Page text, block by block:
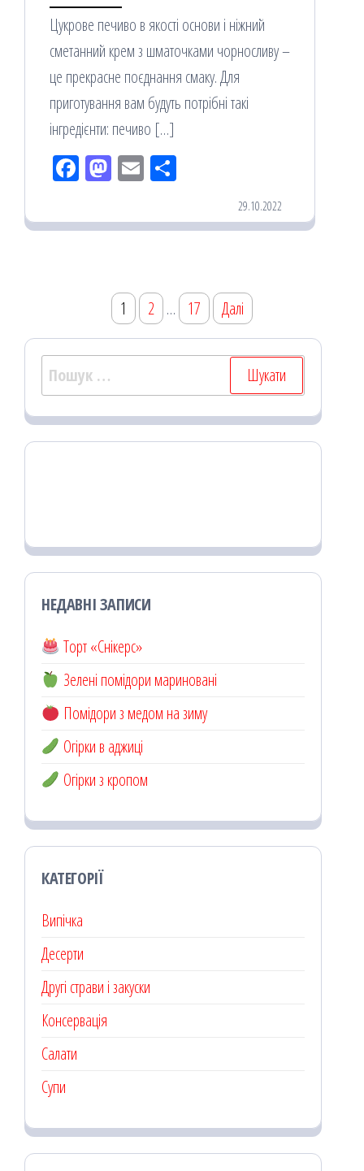
Цукрове печиво в якості основи і ніжний
сметанний крем з шматочками чорносливу –
це прекрасне поєднання смаку. Для
приготування вам будуть потрібні такі
інгредієнти: печиво […]
Fac
oo
M
od
Em
ит 29.10.2022
Навігація
записів
1 2 … 17 Далі
Пошук:
НЕДАВНІ ЗАПИСИ
Торт «Снікерс»
Зелені помідори мариновані
Помідори з медом на зиму
Огірки в аджиці
Огірки з кропом
КАТЕГОРІЇ
Випічка
Десерти
Другі страви і закуски
Консервація
Салати
Супи